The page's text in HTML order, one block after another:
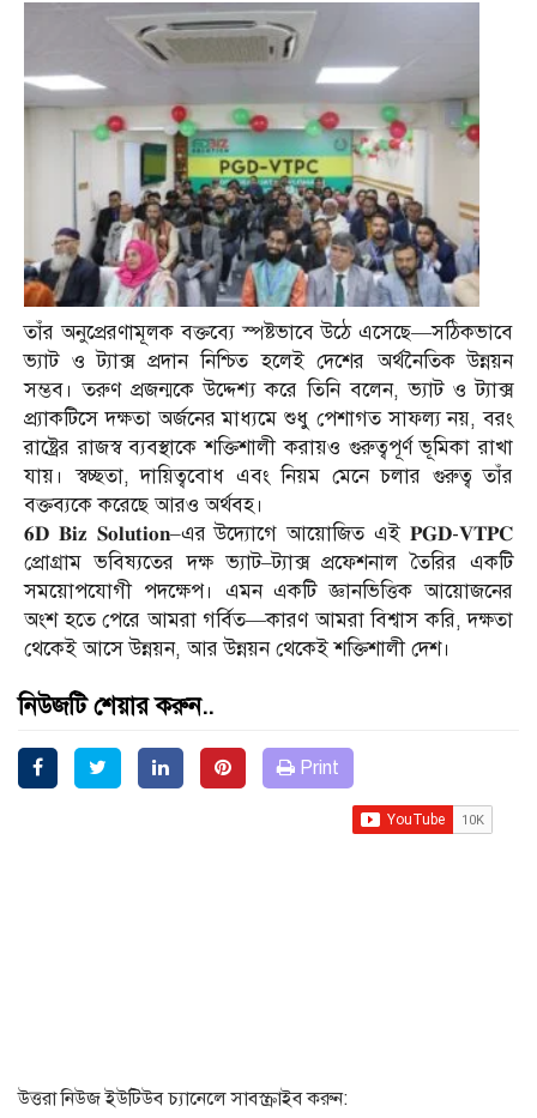
তাঁর অনুপ্রেরণামূলক বক্তব্যে স্পষ্টভাবে উঠে এসেছে—সঠিকভাবে
ভ্যাট ও ট্যাক্স প্রদান নিশ্চিত হলেই দেশের অর্থনৈতিক উন্নয়ন
সম্ভব। তরুণ প্রজন্মকে উদ্দেশ্য করে তিনি বলেন, ভ্যাট ও ট্যাক্স
প্র্যাকটিসে দক্ষতা অর্জনের মাধ্যমে শুধু পেশাগত সাফল্য নয়, বরং
রাষ্ট্রের রাজস্ব ব্যবস্থাকে শক্তিশালী করায়ও গুরুত্বপূর্ণ ভূমিকা রাখা
যায়। স্বচ্ছতা, দায়িত্ববোধ এবং নিয়ম মেনে চলার গুরুত্ব তাঁর
বক্তব্যকে করেছে আরও অর্থবহ।
𝟔𝐃 𝐁𝐢𝐳 𝐒𝐨𝐥𝐮𝐭𝐢𝐨𝐧–এর উদ্যোগে আয়োজিত এই 𝐏𝐆𝐃-𝐕𝐓𝐏𝐂
প্রোগ্রাম ভবিষ্যতের দক্ষ ভ্যাট–ট্যাক্স প্রফেশনাল তৈরির একটি
সময়োপযোগী পদক্ষেপ। এমন একটি জ্ঞানভিত্তিক আয়োজনের
অংশ হতে পেরে আমরা গর্বিত—কারণ আমরা বিশ্বাস করি, দক্ষতা
থেকেই আসে উন্নয়ন, আর উন্নয়ন থেকেই শক্তিশালী দেশ।
নিউজটি শেয়ার করুন..
Print
উত্তরা নিউজ ইউটিউব চ্যানেলে সাবস্ক্রাইব করুন: